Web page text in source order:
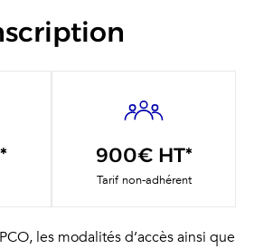
900€ HT*
Tarif non-adhérent
les modalités d’accès ainsi que